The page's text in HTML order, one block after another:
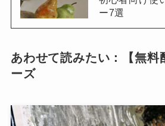
ー7選
あわせて読みたい：【無料
ーズ